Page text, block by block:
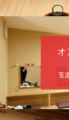
前
当
昼
桂
（
笑
オ
莵